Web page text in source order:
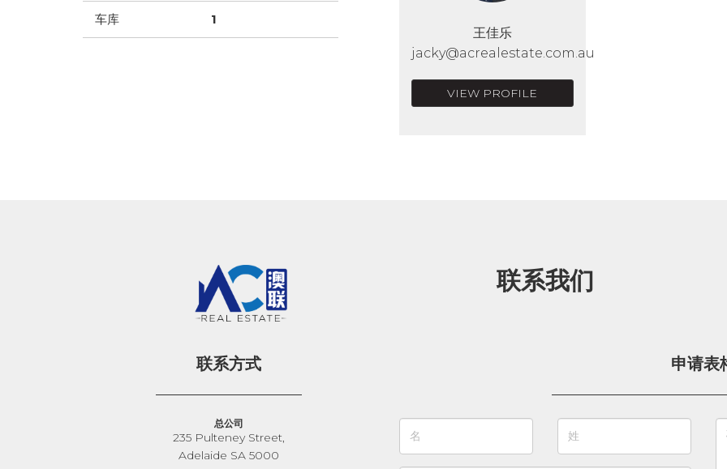
车库 1
王佳乐
jacky@acrealestate.com.au
VIEW PROFILE
联系我们
联系方式
总公司
235 Pulteney Street,
Adelaide SA 5000
申请表